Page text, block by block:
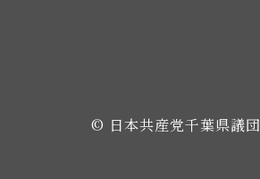
© 日本共産党千葉県議団